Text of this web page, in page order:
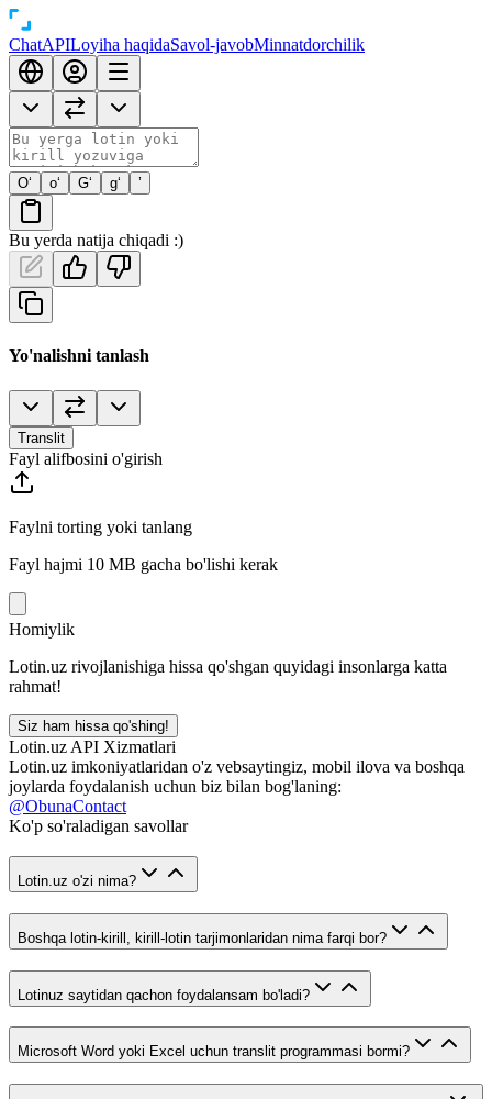
ChatAPILoyiha haqidaSavol-javobMinnatdorchilik
O‘ o‘ G‘ g‘ ’
Bu yerda natija chiqadi :)
Yo'nalishni tanlash
Translit
Fayl alifbosini o'girish
Faylni torting yoki tanlang
Fayl hajmi 10 MB gacha bo'lishi kerak
Homiylik
Lotin.uz rivojlanishiga hissa qo'shgan quyidagi insonlarga katta
rahmat!
Siz ham hissa qo'shing!
Lotin.uz API Xizmatlari
Lotin.uz imkoniyatlaridan o'z vebsaytingiz, mobil ilova va boshqa
joylarda foydalanish uchun biz bilan bog'laning:
@ObunaContact
Ko'p so'raladigan savollar
Lotin.uz o'zi nima?
Boshqa lotin-kirill, kirill-lotin tarjimonlaridan nima farqi bor?
Lotinuz saytidan qachon foydalansam bo'ladi?
Microsoft Word yoki Excel uchun translit programmasi bormi?